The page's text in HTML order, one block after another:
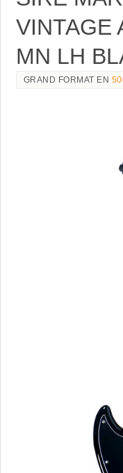
VINTAGE
MN LH
GRAND FORMAT EN